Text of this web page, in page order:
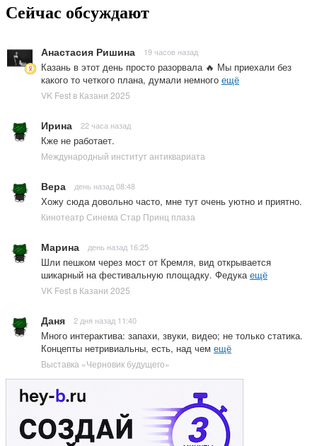
Сейчас обсуждают
Анастасия Ришина 19 часов назад
Казань в этот день просто разорвала 🔥 Мы приехали без
какого то четкого плана, думали немного ещё
VK Fest в Казани 2025
Ирина 22 часа назад
Кже не работает.
Международный институт антиквариата
Вера день назад 08:48
Хожу сюда довольно часто, мне тут очень уютно и приятно.
Кинотеатр Синема Стар Принц плаза
Марина день назад 16:25
Шли пешком через мост от Кремля, вид открывается
шикарный на фестивальную площадку. Федука ещё
VK Fest в Казани 2025
Даня 2 дня назад 11:40
Много интерактива: запахи, звуки, видео; не только статика.
Концепты нетривиальны, есть, над чем ещё
Выставка «Черновик будущего»